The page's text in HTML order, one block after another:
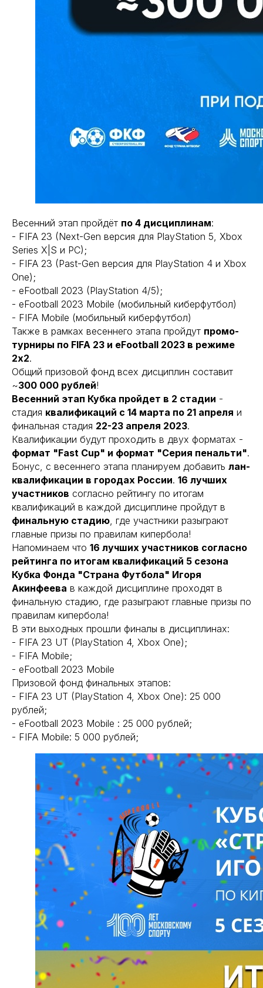
Весенний этап пройдёт по 4 дисциплинам:
- FIFA 23 (Next-Gen версия для PlayStation 5, Xbox
Series X|S и PC);
- FIFA 23 (Past-Gen версия для PlayStation 4 и Xbox
One);
- eFootball 2023 (PlayStation 4/5);
- eFootball 2023 Mobile (мобильный киберфутбол)
- FIFA Mobile (мобильный киберфутбол)
Также в рамках весеннего этапа пройдут промо-
турниры по FIFA 23 и eFootball 2023 в режиме
2х2.
Общий призовой фонд всех дисциплин составит
~300 000 рублей!
Весенний этап Кубка пройдет в 2 стадии -
стадия квалификаций c 14 марта по 21 апреля и
финальная стадия 22-23 апреля 2023.
Квалификации будут проходить в двух форматах -
формат "Fast Cup" и формат "Серия пенальти".
Бонус, с весеннего этапа планируем добавить лан-
квалификации в городах России. 16 лучших
участников согласно рейтингу по итогам
квалификаций в каждой дисциплине пройдут в
финальную стадию, где участники разыграют
главные призы по правилам кипербола!
Напоминаем что 16 лучших участников согласно
рейтинга по итогам квалификаций 5 сезона
Кубка Фонда "Страна Футбола" Игоря
Акинфеева в каждой дисциплине проходят в
финальную стадию, где разыграют главные призы по
правилам кипербола!
В эти выходных прошли финалы в дисциплинах:
- FIFA 23 UT (PlayStation 4, Xbox One);
- FIFA Mobile;
- eFootball 2023 Mobile
Призовой фонд финальных этапов:
- FIFA 23 UT (PlayStation 4, Xbox One): 25 000
рублей;
- eFootball 2023 Mobile : 25 000 рублей;
- FIFA Mobile: 5 000 рублей;